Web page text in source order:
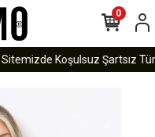
Sitemizde Koşulsuz Şartsız
0